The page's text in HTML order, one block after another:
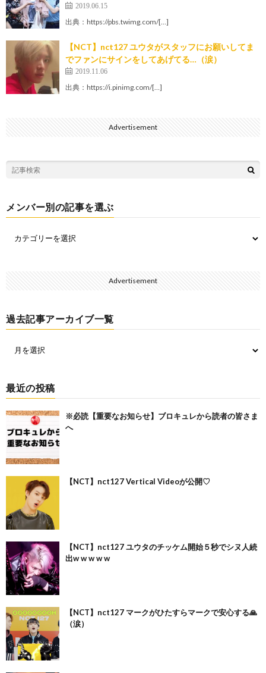
2019.06.15
出典：https://pbs.twimg.com/[…]
【NCT】nct127 ユウタがスタッフにお願いしてま
でファンにサインをしてあげてる…（涙）
2019.11.06
出典：https://i.pinimg.com/[…]
Advertisement
メンバー別の記事を選ぶ
Advertisement
過去記事アーカイブ一覧
最近の投稿
※必読【重要なお知らせ】ブロキュレから読者の皆さま
へ
【NCT】nct127 Vertical Videoが公開♡
【NCT】nct127 ユウタのチッケム開始５秒でシヌ人続
出w w w w w
【NCT】nct127 マークがひたすらマークで安心する🙏
（涙）